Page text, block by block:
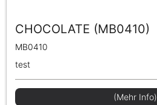
CHOCOLATE (MB0410)
MB0410
test
(Mehr Info)